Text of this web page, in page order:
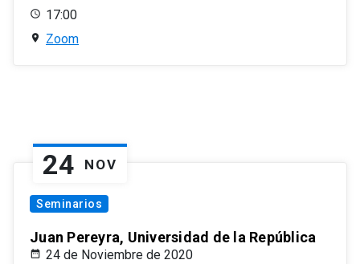
17:00
Zoom
24 NOV
Seminarios
Juan Pereyra, Universidad de la República
24 de Noviembre de 2020